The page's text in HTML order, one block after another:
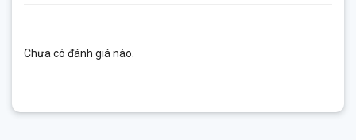
Chưa có đánh giá nào.